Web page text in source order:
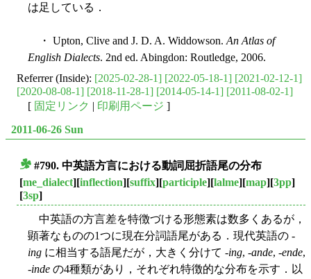
は足している．
・ Upton, Clive and J. D. A. Widdowson. An Atlas of
English Dialects. 2nd ed. Abingdon: Routledge, 2006.
Referrer (Inside): [2025-02-28-1] [2022-05-18-1] [2021-02-12-1]
[2020-08-08-1] [2018-11-28-1] [2014-05-14-1] [2011-08-02-1]
[ 固定リンク | 印刷用ページ ]
2011-06-26 Sun
#790. 中英語方言における動詞屈折語尾の分布
[me_dialect][inflection][suffix][participle][lalme][map][3pp]
[3sp]
中英語の方言差を特徴づける形態素は数多くあるが，
顕著なものの1つに現在分詞語尾がある．現代英語の -
ing に相当する語尾だが，大きく分けて -ing, -ande, -ende,
-inde の4種類があり，それぞれ特徴的な分布を示す．以